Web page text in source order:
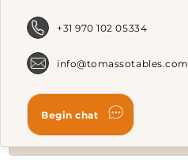
+31 970 102 05334
info@tomassotables.com